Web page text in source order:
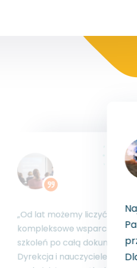
Najważniejsze, że
się Państwo do nas. Szkolenia
robimy przed wyjazdem
brygad w teren. Dla nas